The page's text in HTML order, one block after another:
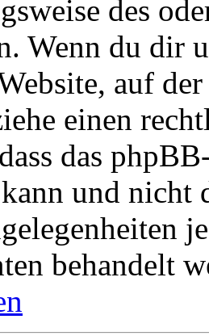
des
Wenn du dir
auf
einen
das
und nicht
behandelt